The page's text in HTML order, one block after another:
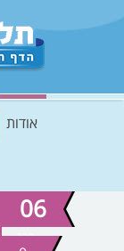
אודות
06
פבר